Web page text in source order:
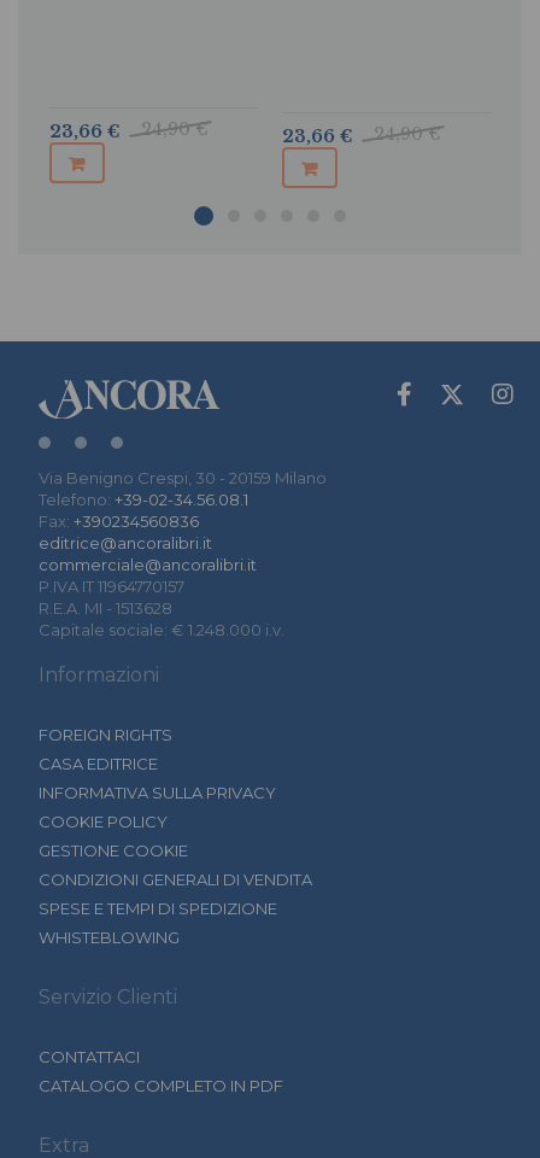
24,90 €
23,66 € 24,90 €
23,66 €
Via Benigno Crespi, 30 - 20159 Milano
Telefono: +39-02-34.56.08.1
Fax: +390234560836
editrice@ancoralibri.it
commerciale@ancoralibri.it
P.IVA IT 11964770157
R.E.A. MI - 1513628
Capitale sociale: € 1.248.000 i.v.
Informazioni
FOREIGN RIGHTS
CASA EDITRICE
INFORMATIVA SULLA PRIVACY
COOKIE POLICY
GESTIONE COOKIE
CONDIZIONI GENERALI DI VENDITA
SPESE E TEMPI DI SPEDIZIONE
WHISTEBLOWING
Servizio Clienti
CONTATTACI
CATALOGO COMPLETO IN PDF
Extra